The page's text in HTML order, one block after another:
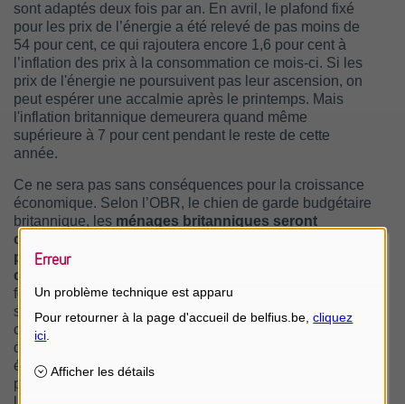
sont adaptés deux fois par an. En avril, le plafond fixé
pour les prix de l’énergie a été relevé de pas moins de
54 pour cent, ce qui rajoutera encore 1,6 pour cent à
l’inflation des prix à la consommation ce mois-ci. Si les
prix de l'énergie ne poursuivent pas leur ascension, on
peut espérer une accalmie après le printemps. Mais
l'inflation britannique demeurera quand même
supérieure à 7 pour cent pendant le reste de cette
année.
Ce ne sera pas sans conséquences pour la croissance
économique. Selon l’OBR, le chien de garde budgétaire
britannique, les ménages britanniques seront
confrontés en 2022 à la plus forte baisse de leur
pouvoir d'achat depuis le début des années
cinquante.
forte et entraîne une augmentation des salaires, mais ce
sera largement insuffisant pour compenser la hausse du
coût de la vie. De ce fait, les ménages réduiront leurs
dépenses et contribueront moins à la croissance
économique. Les chefs d’entreprises sont également
préoccupés. En mars, la confiance des entreprises de
Erreur
Un problème technique est apparu